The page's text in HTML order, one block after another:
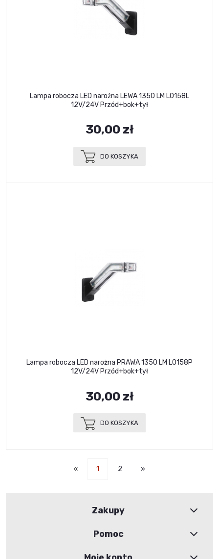
Lampa robocza LED narożna LEWA 1350 LM L0158L
12V/24V Przód+bok+tył
30,00 zł
DO KOSZYKA
Lampa robocza LED narożna PRAWA 1350 LM L0158P
12V/24V Przód+bok+tył
30,00 zł
DO KOSZYKA
« 1 2 »
Zakupy
Pomoc